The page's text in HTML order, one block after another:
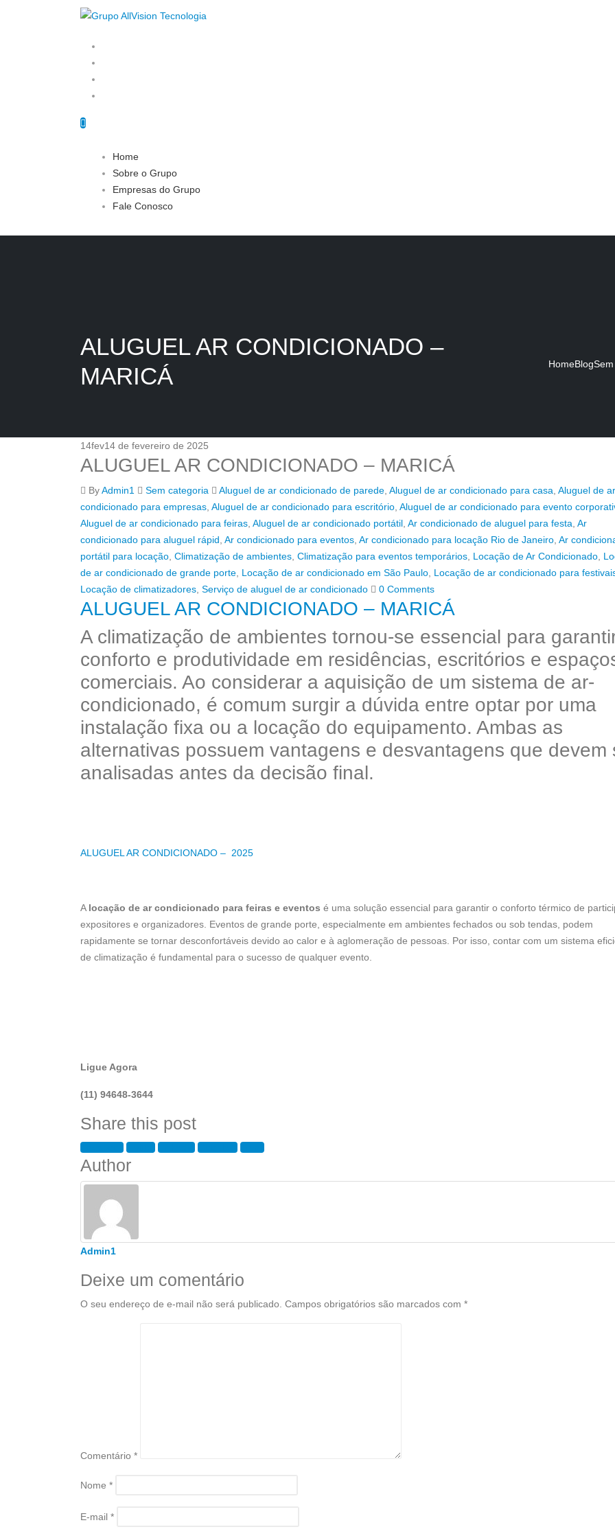
Home
Sobre o Grupo
Empresas do Grupo
Fale Conosco
ALUGUEL AR CONDICIONADO –
MARICÁ
HomeBlog
14fev14 de fevereiro de 2025
ALUGUEL AR CONDICIONADO – MARICÁ
ByAdmin1 Sem categoria Aluguel de ar condicionado de parede, Aluguel de ar condicionado para casa, Aluguel de ar
condicionado para empresas, Aluguel de ar condicionado para escritório, Aluguel de ar condicionado para evento
Aluguel de ar condicionado para feiras, Aluguel de ar condicionado portátil, Ar condicionado de aluguel para festa, Ar
condicionado para aluguel rápid, Ar condicionado para eventos, Ar condicionado para locação Rio de Janeiro, Ar
portátil para locação, Climatização de ambientes, Climatização para eventos temporários, Locação de Ar Condicionado,
de ar condicionado de grande porte, Locação de ar condicionado em São Paulo, Locação de ar condicionado para
Locação de climatizadores, Serviço de aluguel de ar condicionado 0 Comments
ALUGUEL AR CONDICIONADO – MARICÁ
A climatização de ambientes tornou-se essencial para
conforto e produtividade em residências, escritórios e
comerciais. Ao considerar a aquisição de um sistema de ar-
condicionado, é comum surgir a dúvida entre optar por uma
instalação fixa ou a locação do equipamento. Ambas as
alternativas possuem vantagens e desvantagens que devem
analisadas antes da decisão final.
ALUGUEL AR CONDICIONADO – 2025
A locação de ar condicionado para feiras e eventos é uma solução essencial para garantir o conforto térmico de
expositores e organizadores. Eventos de grande porte, especialmente em ambientes fechados ou sob tendas, podem
rapidamente se tornar desconfortáveis devido ao calor e à aglomeração de pessoas. Por isso, contar com um sistema
de climatização é fundamental para o sucesso de qualquer evento.
Ligue Agora
(11) 94648-3644
Share this post
Facebook Twitter LinkedIn Google + Email
Author
Admin1
Deixe um comentário
O seu endereço de e-mail não será publicado. Campos obrigatórios são marcados com *
Comentário *
Nome *
E-mail *